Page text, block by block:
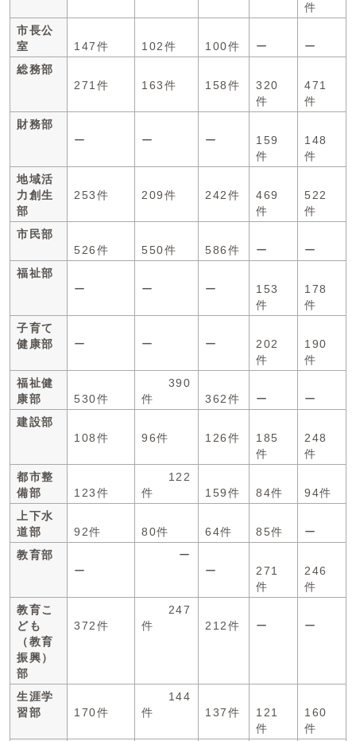
件
市長公
室
147件 102件 100件 ー
ー
総務部
271件
163件 158件
320
件
471
件
財務部
ー
ー ー
159
件
148
件
地域活
力創生
部
253件 209件 242件
469
件
522
件
市民部
526件
550件 586件 ー
ー
福祉部
ー
ー ー
153
件
178
件
子育て
健康部
ー ー ー
202
件
190
件
福祉健
康部
530件
390
件
362件 ー
ー
建設部
108件
96件 126件
185
件
248
件
都市整
備部
123件
122
件
159件 84件
94件
上下水
道部
92件 80件 64件 85件
ー
教育部
ー
ー
ー
271
件
246
件
教育こ
ども
（教育
振興）
部
372件
247
件
212件 ー ー
生涯学
習部
170件
144
件
137件
121
件
160
件